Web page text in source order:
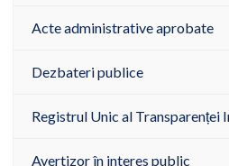
Acte administrative aprobate
Dezbateri publice
Registrul Unic al Transparenței
Avertizor în interes public